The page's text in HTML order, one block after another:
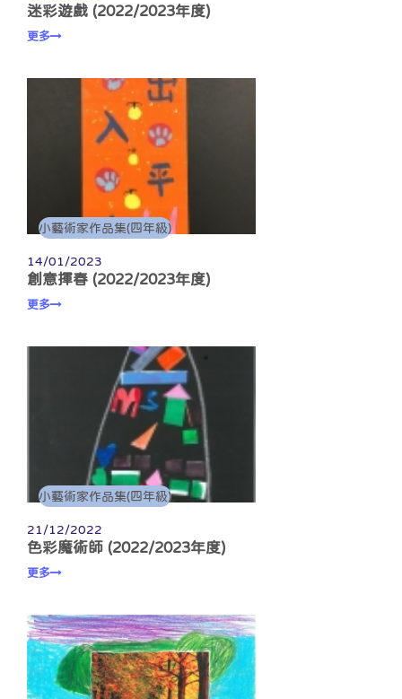
迷彩遊戲 (2022/2023年度)
更多
小藝術家作品集(四年級)
14/01/2023
創意揮春 (2022/2023年度)
更多
小藝術家作品集(四年級)
21/12/2022
色彩魔術師 (2022/2023年度)
更多